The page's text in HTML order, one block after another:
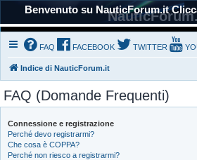
Benvenuto su NauticForum.it
FAQ FACEBOOK TWITTER
Indice di NauticForum.it
FAQ (Domande Frequenti)
Connessione e registrazione
Perché devo registrarmi?
Che cosa è COPPA?
Perché non riesco a registrarmi?